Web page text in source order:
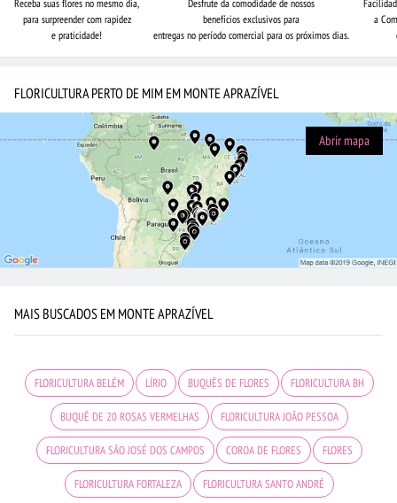
Receba suas flores no mesmo dia,
para surpreender com rapidez
e praticidade!
Desfrute da comodidade de nossos
benefícios exclusivos para
entregas no período comercial para os próximos dias.
a
FLORICULTURA PERTO DE MIM EM MONTE APRAZÍVEL
Abrir mapa
MAIS BUSCADOS EM MONTE APRAZÍVEL
FLORICULTURA BELÉM LÍRIO BUQUÊS DE FLORES FLORICULTURA BH
BUQUÊ DE 20 ROSAS VERMELHAS FLORICULTURA JOÃO PESSOA
FLORICULTURA SÃO JOSÉ DOS CAMPOS COROA DE FLORES FLORES
FLORICULTURA FORTALEZA FLORICULTURA SANTO ANDRÉ